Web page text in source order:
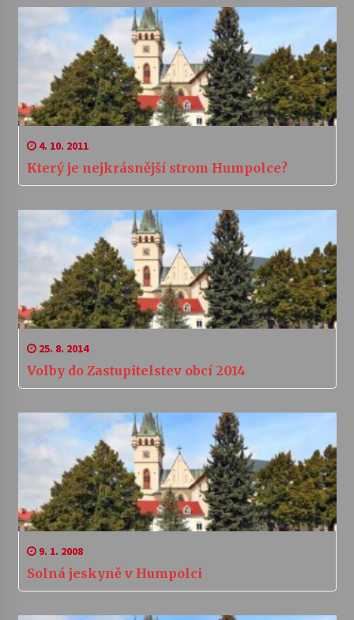
4. 10. 2011
Který je nejkrásnější strom Humpolce?
25. 8. 2014
Volby do Zastupitelstev obcí 2014
9. 1. 2008
Solná jeskyně v Humpolci